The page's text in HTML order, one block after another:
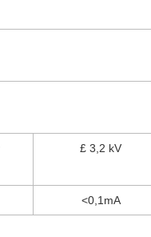
£ 3,2 kV
<0,1mA